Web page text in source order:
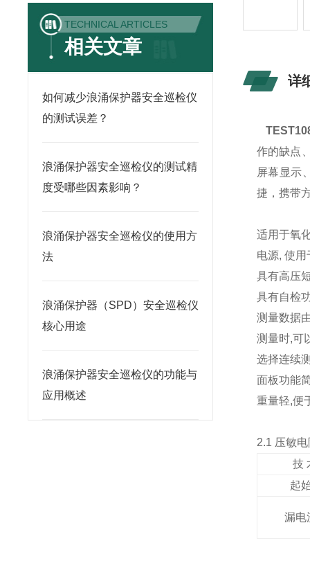
TECHNICAL ARTICLES
相关文章
如何减少浪涌保护器安全巡检仪
的测试误差？
浪涌保护器安全巡检仪的测试精
度受哪些因素影响？
浪涌保护器安全巡检仪的使用方
法
浪涌保护器（SPD）安全巡检仪
核心用途
浪涌保护器安全巡检仪的功能与
应用概述
详
作的缺点
屏幕显示
捷，携带
适用于氧
电源, 使
具有高压
具有自检
测量数据
测量时,可
选择连续
面板功能
重量轻,便
2.1 压敏
技
起
漏电